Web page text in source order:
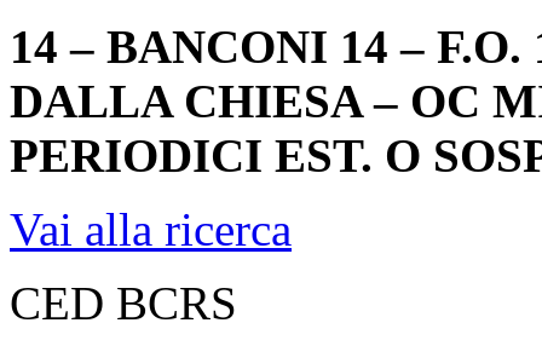
14 – BANCONI 14 –
DALLA CHIESA – OC
PERIODICI EST. O
Vai alla ricerca
CED BCRS